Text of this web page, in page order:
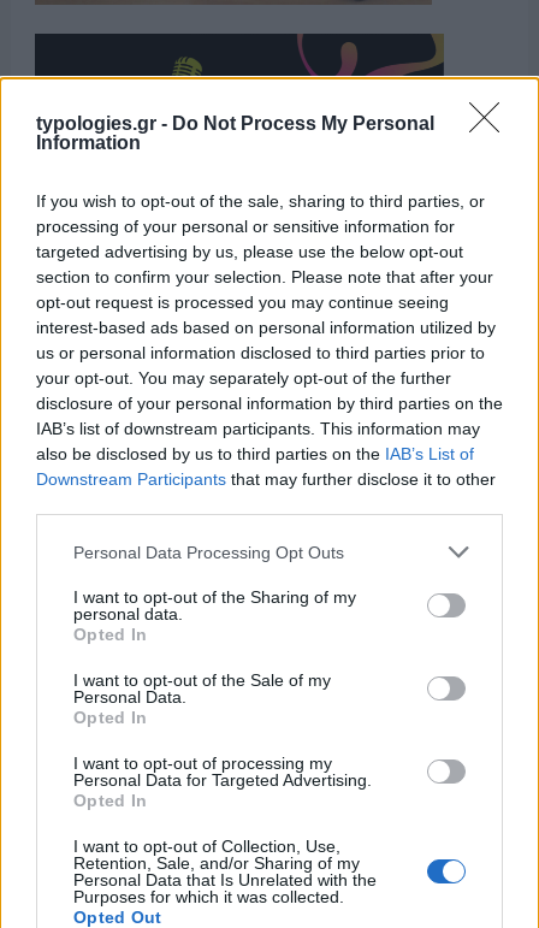
typologies.gr - Do Not Process My Personal
Information
If you wish to opt-out of the sale, sharing to third parties, or
processing of your personal or sensitive information for
targeted advertising by us, please use the below opt-out
section to confirm your selection. Please note that after your
opt-out request is processed you may continue seeing
interest-based ads based on personal information utilized by
us or personal information disclosed to third parties prior to
your opt-out. You may separately opt-out of the further
disclosure of your personal information by third parties on the
IAB’s list of downstream participants. This information may
also be disclosed by us to third parties on the IAB’s List of
Downstream Participants that may further disclose it to other
Please note that this website/app uses one or more Google
not limited to your visit or usage behaviour. You may click to
grant or deny consent to Google and its third-party tags to
use your data for below specified purposes in below Google
consent section.
Personal Data Processing Opt Outs
I want to opt-out of the Sharing of my
personal data.
Opted In
I want to opt-out of the Sale of my
Personal Data.
Opted In
I want to opt-out of processing my
Personal Data for Targeted Advertising.
Opted In
I want to opt-out of Collection, Use,
Retention, Sale, and/or Sharing of my
Personal Data that Is Unrelated with the
Purposes for which it was collected.
Opted Out
Η ΣΤΗΛΗ ΜΑΣ
της Ζωής μας
Οι άνθρωποι, οι αυθεντικές ιστορίες,
το ελληνικό καλοκαίρι και ένας
πολιτισμός που μας ενώνει κάθε μέρα.